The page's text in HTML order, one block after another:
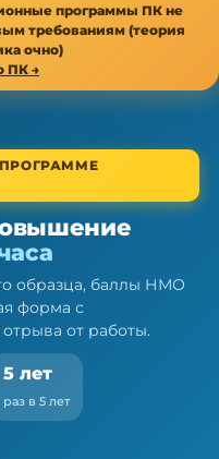
программы ПК не
требованиям (теория
очно)
ПК →
36/72/144 ч
без отрыва от
образца, баллы НМО
форма с
от работы.
5 лет
раз в 5 лет